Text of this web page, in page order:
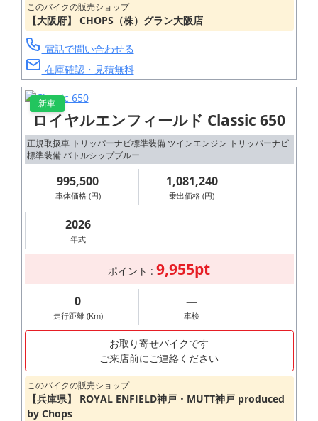
このバイクの販売ショップ
【大阪府】 CHOPS（株）グラン大阪店
電話で問い合わせる
在庫確認・見積無料
新車
ロイヤルエンフィールド Classic 650
正規取扱車 トリッパーナビ標準装備 ツインエンジン トリッパーナビ
標準装備 バトルシップブルー
995,500
車体価格 (円)
1,081,240
乗出価格 (円)
2026
年式
ポイント : 9,955pt
0
走行距離 (Km)
―
車検
お取り寄せバイクです
ご来店前にご連絡ください
このバイクの販売ショップ
【兵庫県】 ROYAL ENFIELD神戸・MUTT神戸 produced
by Chops